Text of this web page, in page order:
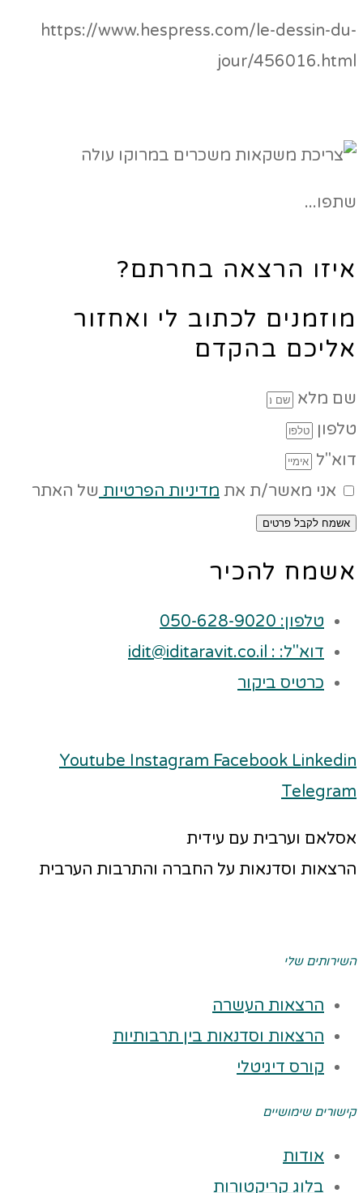
https://www.hespress.com/le-dessin-du-
jour/456016.html
שתפו...
איזו הרצאה בחרתם?
מוזמנים לכתוב לי ואחזור
אליכם בהקדם
שם מלא
טלפון
דוא"ל
אני מאשר/ת את מדיניות הפרטיות של האתר
אשמח לקבל פרטים
אשמח להכיר
טלפון: 050-628-9020
דוא"ל: : idit@iditaravit.co.il
כרטיס ביקור
Youtube Instagram Facebook Linkedin
Telegram
אסלאם וערבית עם עידית
הרצאות וסדנאות על החברה והתרבות הערבית
השירותים שלי
הרצאות העשרה
הרצאות וסדנאות בין תרבותיות
קורס דיגיטלי
קישורים שימושיים
אודות
בלוג קריקטורות